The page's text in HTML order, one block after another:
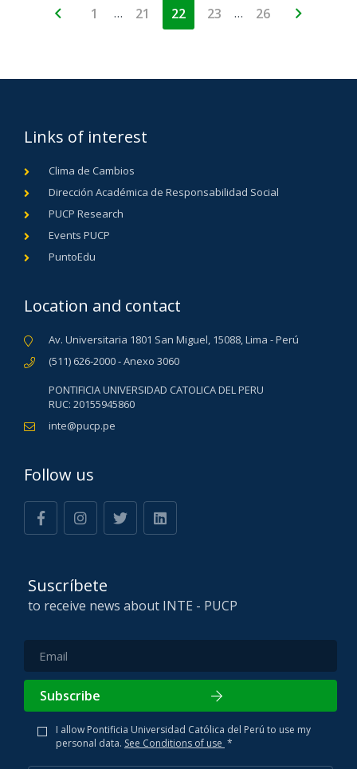
1 … 21 22 23 … 26
Links of interest
Clima de Cambios
Dirección Académica de Responsabilidad Social
PUCP Research
Events PUCP
PuntoEdu
Location and contact
Av. Universitaria 1801 San Miguel, 15088, Lima - Perú
(511) 626-2000 - Anexo 3060
PONTIFICIA UNIVERSIDAD CATOLICA DEL PERU
RUC: 20155945860
inte@pucp.pe
Follow us
Suscríbete
to receive news about INTE - PUCP
Subscribe
I allow Pontificia Universidad Católica del Perú to use my
personal data. See Conditions of use *